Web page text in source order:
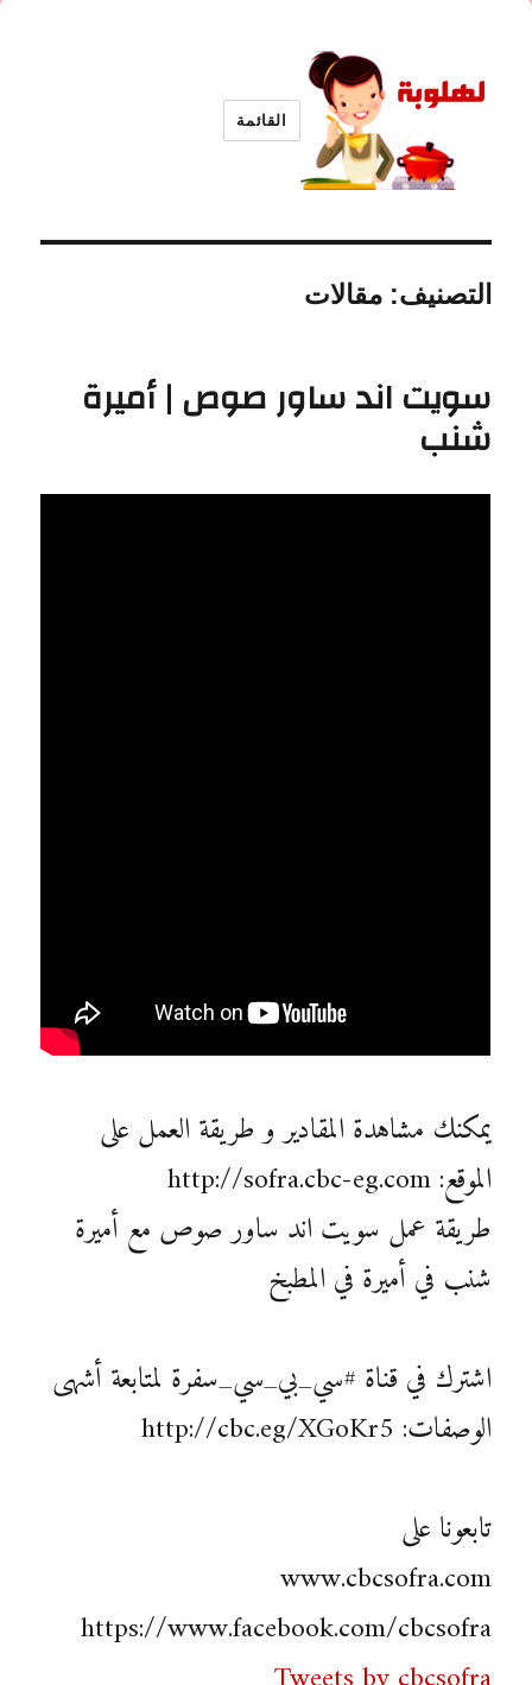
القائمة
التصنيف:مقالات
سويت اند ساور صوص | أميرة
شنب
يمكنك مشاهدة المقادير و طريقة العمل على
الموقع: http://sofra.cbc-eg.com
طريقة عمل سويت اند ساور صوص مع أميرة
شنب في أميرة في المطبخ
اشترك في قناة #سي_بي_سي_سفرة لمتابعة أشهى
الوصفات: http://cbc.eg/XGoKr5
تابعونا على
www.cbcsofra.com
https://www.facebook.com/cbcsofra